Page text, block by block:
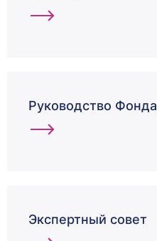
Руководство Фонда
Экспертный совет